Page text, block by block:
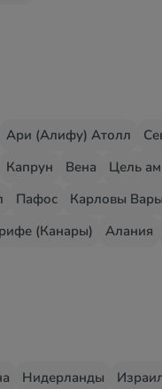
Ари (Алифу) Атолл
Капрун Вена Цель
Пафос Карловы Вары
(Канары) Алания
Нидерланды